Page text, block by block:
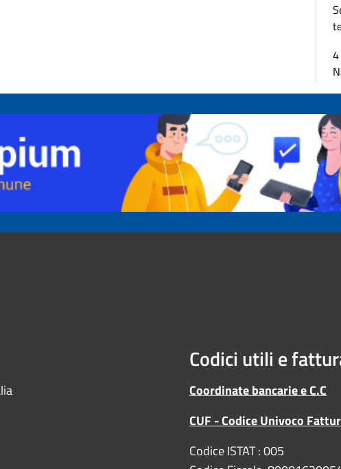
Codici utili e
Coordinate bancarie e C.C
CUF - Codice Univoco
Codice ISTAT : 005